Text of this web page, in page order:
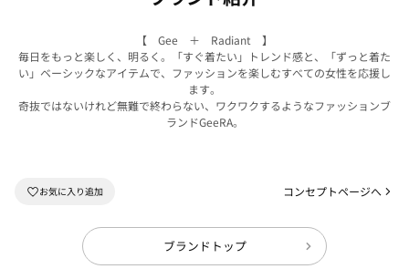
【 Gee ＋ Radiant 】
毎日をもっと楽しく、明るく。「すぐ着たい」トレンド感と、「ずっと着た
い」ベーシックなアイテムで、ファッションを楽しむすべての女性を応援し
ます。
奇抜ではないけれど無難で終わらない、ワクワクするようなファッションブ
ランドGeeRA。
コンセプトページへ
ブランドトップ